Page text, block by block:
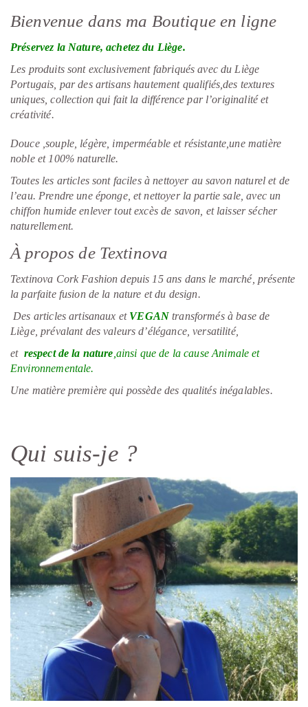
Bienvenue dans ma Boutique en ligne
Préservez la Nature, achetez du Liège.
Les produits sont exclusivement fabriqués avec du Liège
Portugais, par des artisans hautement qualifiés,des textures
uniques, collection qui fait la différence par l’originalité et
créativité.
Douce ,souple, légère, imperméable et résistante,une matière
noble et 100% naturelle.
Toutes les articles sont faciles à nettoyer au savon naturel et de
l’eau. Prendre une éponge, et nettoyer la partie sale, avec un
chiffon humide enlever tout excès de savon, et laisser sécher
naturellement.
À propos de Textinova
Textinova Cork Fashion depuis 15 ans dans le marché, présente
la parfaite fusion de la nature et du design.
Des articles artisanaux et VEGANtransformés à base de
Liège, prévalant des valeurs d’élégance, versatilité,
et respect de la nature ,ainsi que de la cause Animale et
Environnementale.
Une matière première qui possède des qualités inégalables.
Qui suis-je ?